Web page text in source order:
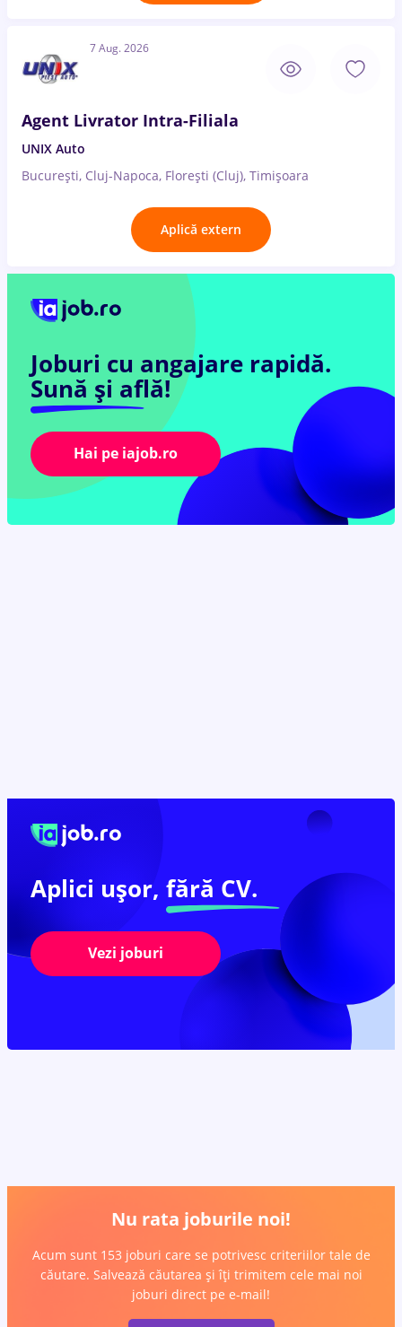
7 Aug. 2026
Agent Livrator Intra-Filiala
UNIX Auto
București, Cluj-Napoca, Florești (Cluj), Timișoara
Aplică extern
Joburi cu angajare rapidă.
Sună și află!
Hai pe iajob.ro
Aplici ușor, fără CV.
Vezi joburi
Nu rata joburile noi!
Acum sunt 153 joburi care se potrivesc criteriilor tale de
căutare. Salvează căutarea și îți trimitem cele mai noi
joburi direct pe e-mail!